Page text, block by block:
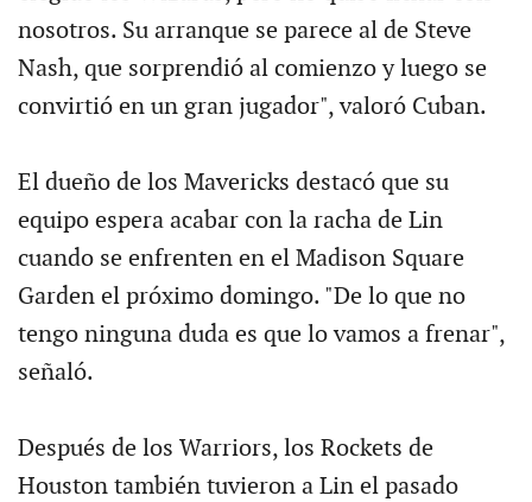
nosotros. Su arranque se parece al de Steve
Nash, que sorprendió al comienzo y luego se
convirtió en un gran jugador", valoró Cuban.
El dueño de los Mavericks destacó que su
equipo espera acabar con la racha de Lin
cuando se enfrenten en el Madison Square
Garden el próximo domingo. "De lo que no
tengo ninguna duda es que lo vamos a frenar",
señaló.
Después de los Warriors, los Rockets de
Houston también tuvieron a Lin el pasado